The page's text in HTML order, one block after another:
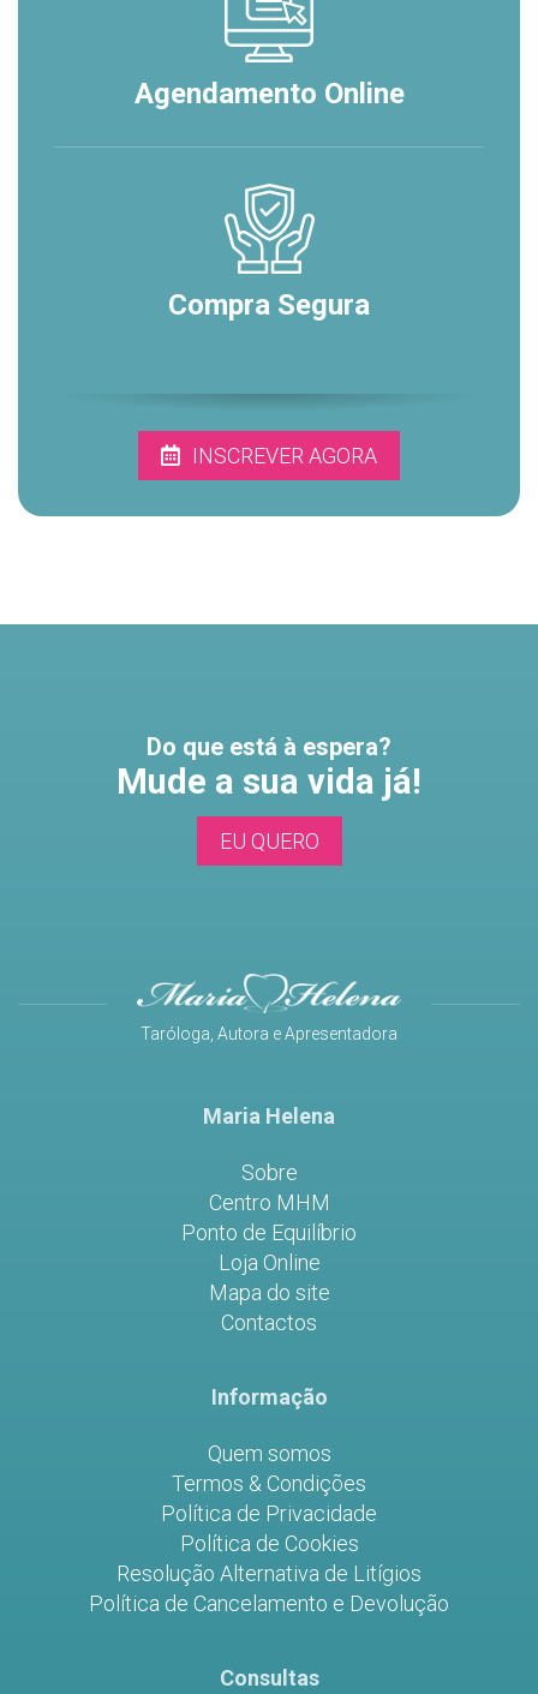
Agendamento Online
Compra Segura
INSCREVER AGORA
Do que está à espera?
Mude a sua vida já!
EU QUERO
Taróloga, Autora e Apresentadora
Maria Helena
Sobre
Centro MHM
Ponto de Equilíbrio
Loja Online
Mapa do site
Contactos
Informação
Quem somos
Termos & Condições
Política de Privacidade
Política de Cookies
Resolução Alternativa de Litígios
Política de Cancelamento e Devolução
Consultas